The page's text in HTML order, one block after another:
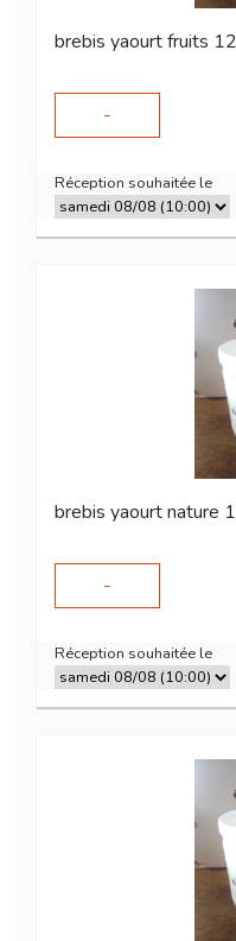
brebis yaourt fruits
-
Réception souhaitée le
brebis yaourt nature
-
Réception souhaitée le